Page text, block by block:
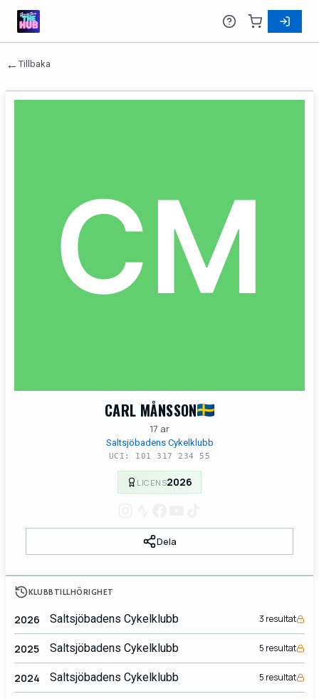
←Tillbaka
CARL MÅNSSON
17 ar
Saltsjöbadens Cykelklubb
UCI: 101 317 234 55
LICENS2026
Dela
KLUBBTILLHÖRIGHET
2026 Saltsjöbadens Cykelklubb 3 resultat
2025 Saltsjöbadens Cykelklubb 5 resultat
2024 Saltsjöbadens Cykelklubb 5 resultat